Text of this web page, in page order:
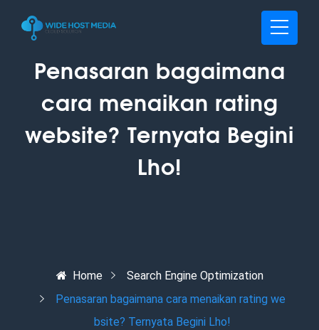
Penasaran bagaimana
cara menaikan rating
website? Ternyata Begini
Lho!
Home
Search Engine Optimization
Penasaran bagaimana cara menaikan rating we
bsite? Ternyata Begini Lho!